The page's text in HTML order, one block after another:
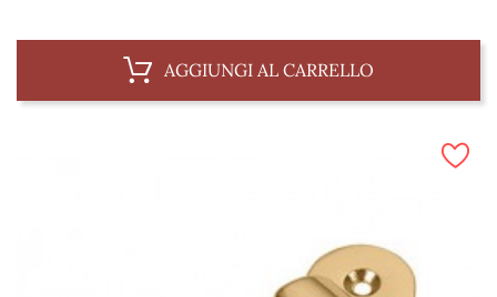
AGGIUNGI AL CARRELLO